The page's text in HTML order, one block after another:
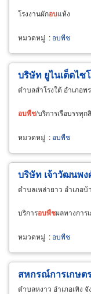
โรงงานผักอบแห้ง
หมวดหมู่ : อบพืช
บริษัท ยูไนเต็ดไซ
ตำบลสำโรงใต้ อำเภอ
อบพืช/บริการเรือบรรทุก
หมวดหมู่ : อบพืช
บริษัท เจ้าวัฒนพง
ตำบลเหล่ายาว อำเภอ
บริการอบพืชผลทางการ
หมวดหมู่ : อบพืช
สหกรณ์การเกษต
ตำบลหงาว อำเภอเทิง